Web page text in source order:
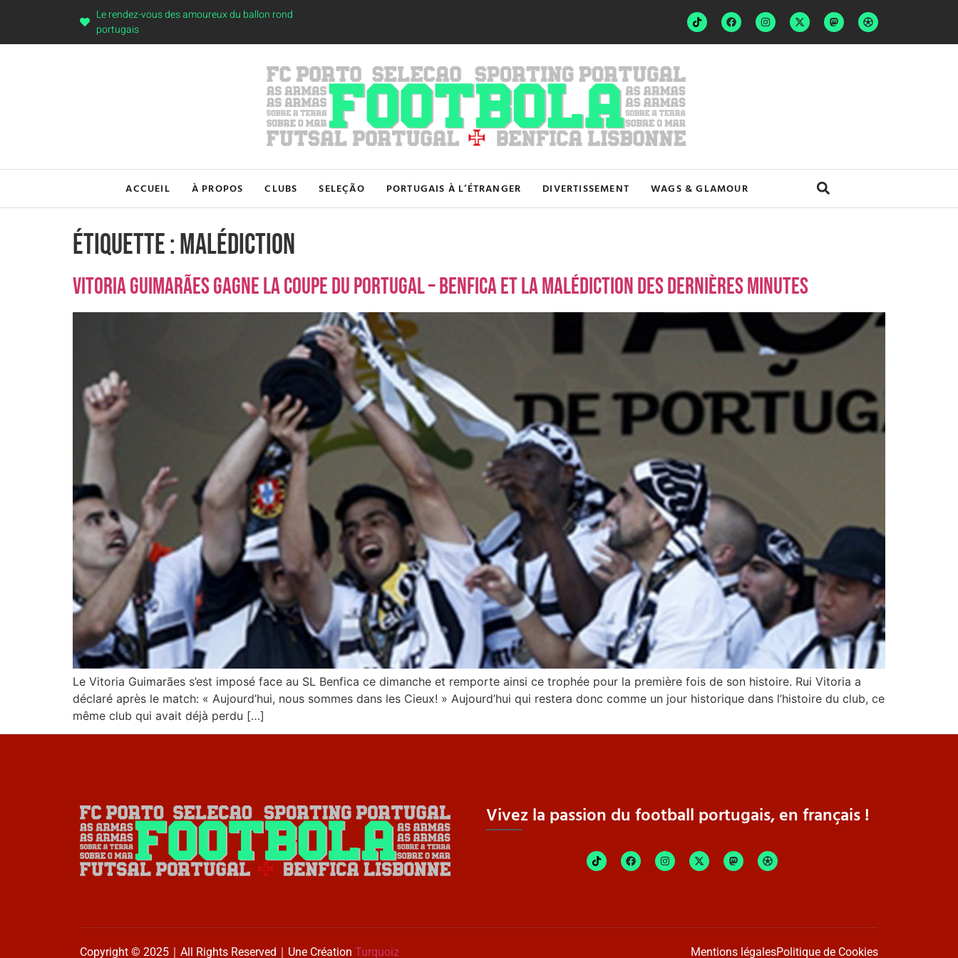
Le rendez-vous des amoureux du ballon rond
portugais
ACCUEIL À PROPOS CLUBS SELEÇÃO PORTUGAIS À L’ÉTRANGER DIVERTISSEMENT WAGS & GLAMOUR
Étiquette :malédiction
Vitoria Guimarães gagne la coupe du Portugal – Benfica et la malédiction des dernières minutes
Le Vitoria Guimarães s’est imposé face au SL Benfica ce dimanche et remporte ainsi ce trophée pour la première fois de son histoire. Rui Vitoria a
déclaré après le match: « Aujourd’hui, nous sommes dans les Cieux! » Aujourd’hui qui restera donc comme un jour historique dans l’histoire du club, ce
même club qui avait déjà perdu […]
Vivez la passion du football portugais, en français !
Copyright © 2025｜All Rights Reserved｜Une Création Turquoiz Mentions légalesPolitique de Cookies